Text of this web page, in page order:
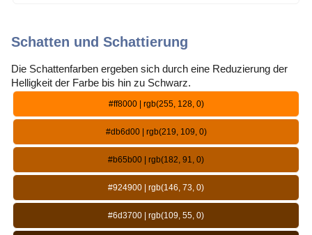
Schatten und Schattierung
Die Schattenfarben ergeben sich durch eine Reduzierung der
Helligkeit der Farbe bis hin zu Schwarz.
#ff8000 | rgb(255, 128, 0)
#db6d00 | rgb(219, 109, 0)
#b65b00 | rgb(182, 91, 0)
#924900 | rgb(146, 73, 0)
#6d3700 | rgb(109, 55, 0)